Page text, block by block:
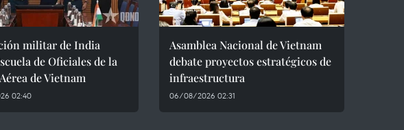
militar de India
de Oficiales de la
de Vietnam
02:40
Asamblea Nacional de Vietnam
debate proyectos estratégicos de
infraestructura
06/08/2026 02:31